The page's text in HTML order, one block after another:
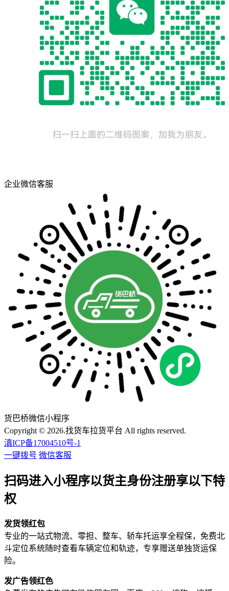
企业微信客服
货巴桥微信小程序
Copyright © 2026.找货车拉货平台 All rights reserved.
滇ICP备17004510号-1
一键拨号 微信客服
扫码进入小程序以货主身份注册享以下特
权
发货领红包
专业的一站式物流、零担、整车、轿车托运享全程保，免费北
斗定位系统随时查看车辆定位和轨迹，专享赠送单独货运保
险。
发广告领红色